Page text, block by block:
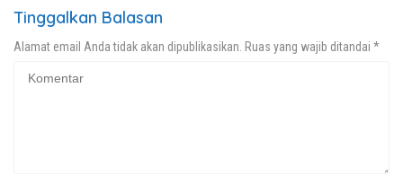
Tinggalkan Balasan
Alamat email Anda tidak akan dipublikasikan. Ruas yang wajib ditandai *